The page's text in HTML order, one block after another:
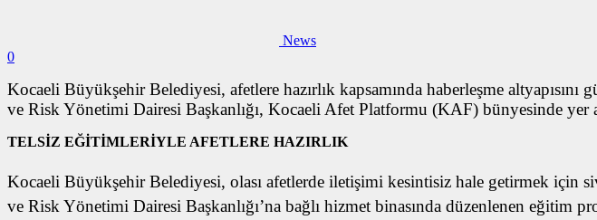
News
0
Kocaeli Büyükşehir Belediyesi, afetlere hazırlık kapsamında haberleşme
ve Risk Yönetimi Dairesi Başkanlığı, Kocaeli Afet Platformu (KAF) bünyesinde
TELSİZ EĞİTİMLERİYLE AFETLERE HAZIRLIK
Kocaeli Büyükşehir Belediyesi, olası afetlerde iletişimi kesintisiz hale getirmek için
ve Risk Yönetimi Dairesi Başkanlığı’na bağlı hizmet binasında düzenlenen